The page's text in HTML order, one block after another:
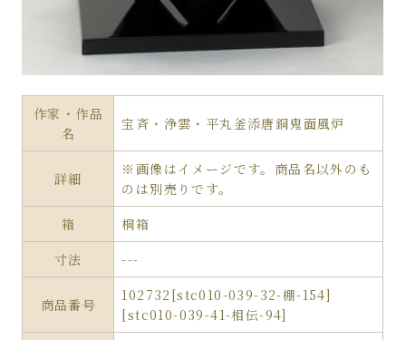
作家・作品
名
宝斉・浄雲・平丸釜添唐銅鬼面風炉
詳細
※画像はイメージです。商品名以外のも
のは別売りです。
箱
桐箱
寸法
---
商品番号
102732[stc010-039-32-棚-154]
[stc010-039-41-相伝-94]